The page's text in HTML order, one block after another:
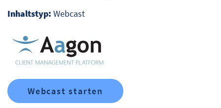
Inhaltstyp: Webcast
Webcast starten